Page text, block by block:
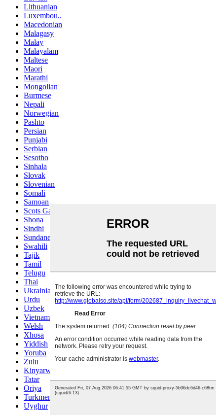
Lithuanian
Luxembou..
Macedonian
Malagasy
Malay
Malayalam
Maltese
Maori
Marathi
Mongolian
Burmese
Nepali
Norwegian
Pashto
Persian
Punjabi
Serbian
Sesotho
Sinhala
Slovak
Slovenian
Somali
Samoan
Scots Gaelic
Shona
Sindhi
Sundanese
Swahili
Tajik
Tamil
Telugu
Thai
Ukrainian
Urdu
Uzbek
Vietnamese
Welsh
Xhosa
Yiddish
Yoruba
Zulu
Kinyarwanda
Tatar
Oriya
Turkmen
Uyghur